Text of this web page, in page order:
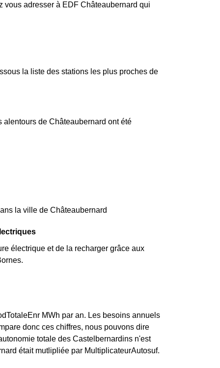
vous adresser à EDF Châteaubernard qui
la liste des stations les plus proches de
de Châteaubernard ont été
la ville de Châteaubernard
électrique et de la recharger grâce aux
MWh par an. Les besoins annuels
donc ces chiffres, nous pouvons dire
totale des Castelbernardins n'est
était mutlipliée par MultiplicateurAutosuf.